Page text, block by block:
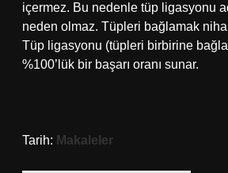
içermez. Bu nedenle tüp ligasyonu
neden olmaz. Tüpleri bağlamak
Tüp ligasyonu (tüpleri birbirine
%100’lük bir başarı oranı sunar.
Tarih: Makaleler